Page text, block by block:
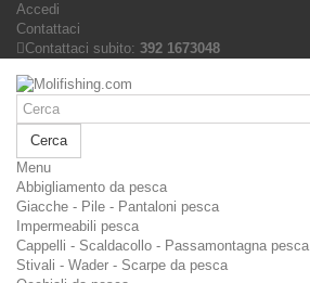
Accedi
Contattaci
Contattaci subito: 392 1673048
Cerca
Menu
Abbigliamento da pesca
Giacche - Pile - Pantaloni pesca
Impermeabili pesca
Cappelli - Scaldacollo - Passamontagna pesca
Stivali - Wader - Scarpe da pesca